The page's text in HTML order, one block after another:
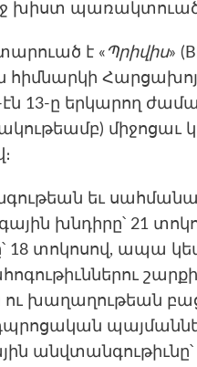
խիստ
է « Պրիվիս»
13-ը երկարող
միջոցաւ
եւ
խնդիրը՝ 21
18 տոկոսով, ապա
ու խաղաղութեան
անվտանգութիւնը՝